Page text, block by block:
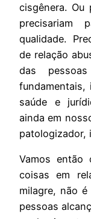
cisgênera.
precisariam
qualidade.
de relação
das
fundamentais,
saúde e
ainda em
patologizador,
Vamos então
coisas em
milagre, não
pessoas